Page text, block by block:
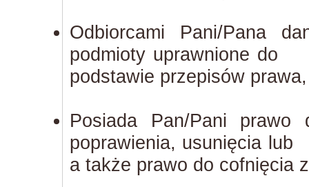
Odbiorcami Pani/Pana
podmioty uprawnione do
podstawie przepisów prawa,
Posiada Pan/Pani
poprawienia, usunięcia
a także prawo do cofnięcia